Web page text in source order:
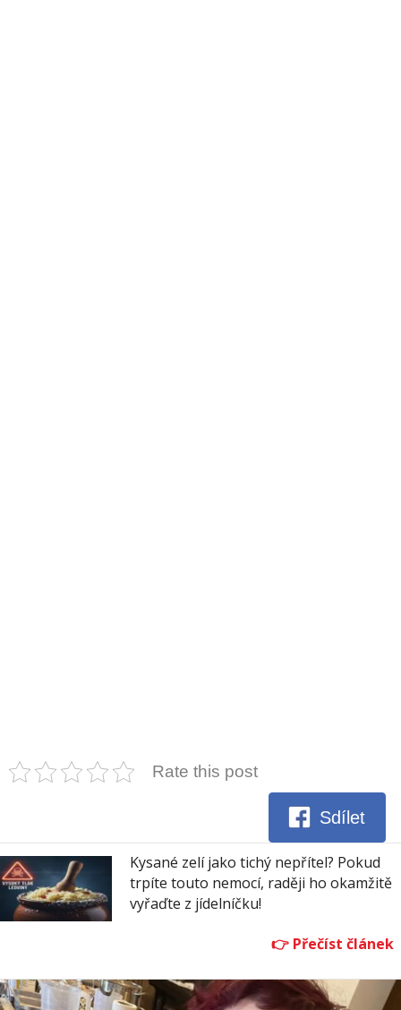
Rate this post
Sdílet
Kysané zelí jako tichý nepřítel? Pokud
trpíte touto nemocí, raději ho okamžitě
vyřaďte z jídelníčku!